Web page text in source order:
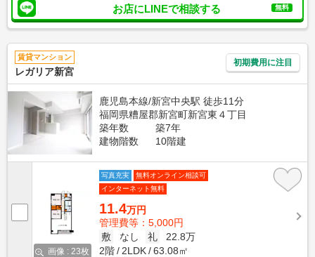
お店にLINEで相談する 無料
賃貸マンション
レガリア新宮
初期費用に注目
鹿児島本線/新宮中央駅 徒歩11分
福岡県糟屋郡新宮町新宮東４丁目
築年数
築7年
建物階数
10階建
画像 : 23枚
写真充実
無料オンライン相談可
インターネット無料
11.4万円
管理費等：5,000円
敷
なし 礼
22.8万
2階
2LDK 63.08㎡